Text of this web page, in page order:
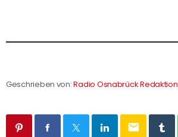
Geschrieben von:Radio Osnabrück Redaktion
email